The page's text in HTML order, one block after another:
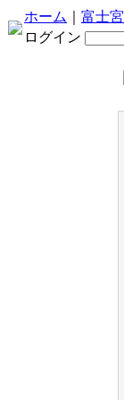
ホーム 富士
ログイン